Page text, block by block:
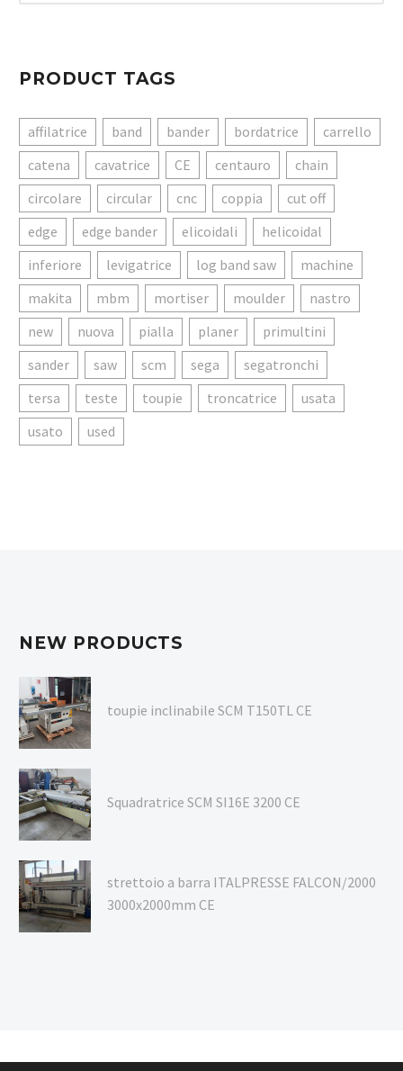
PRODUCT TAGS
affilatrice band bander bordatrice
carrello
catena
cavatrice CE centauro
chain
circolare
circular cnc coppia
cut off
edge
edge bander elicoidali
helicoidal
inferiore
levigatrice log band saw
machine
makita
mbm mortiser moulder
nastro
new
nuova pialla planer
primultini
sander
saw scm sega
segatronchi
tersa
teste toupie troncatrice
usata
usato
used
NEW PRODUCTS
toupie inclinabile SCM T150TL CE
Squadratrice SCM SI16E 3200 CE
strettoio a barra ITALPRESSE FALCON/2000
3000x2000mm CE